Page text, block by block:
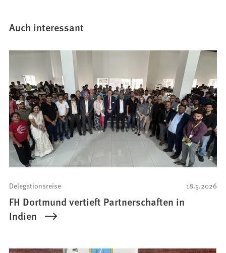
Auch interessant
18.5.2026
Delegationsreise
FH Dortmund vertieft Partnerschaften in
Indien